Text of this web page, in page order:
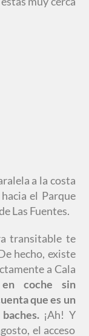
a la costa
el Parque
Las Fuentes.
transitable te
hecho, existe
a Cala
coche sin
que es un
¡Ah! Y
el acceso